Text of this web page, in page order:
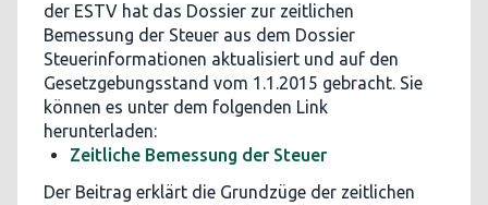
der ESTV hat das Dossier zur zeitlichen
Bemessung der Steuer aus dem Dossier
Steuerinformationen aktualisiert und auf den
Gesetzgebungsstand vom 1.1.2015 gebracht. Sie
können es unter dem folgenden Link
herunterladen:
Zeitliche Bemessung der Steuer
Der Beitrag erklärt die Grundzüge der zeitlichen